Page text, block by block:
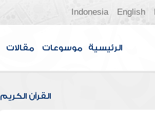
English
Indonesia
الرئيسية موسوعات مقالات
القرآن الكريم